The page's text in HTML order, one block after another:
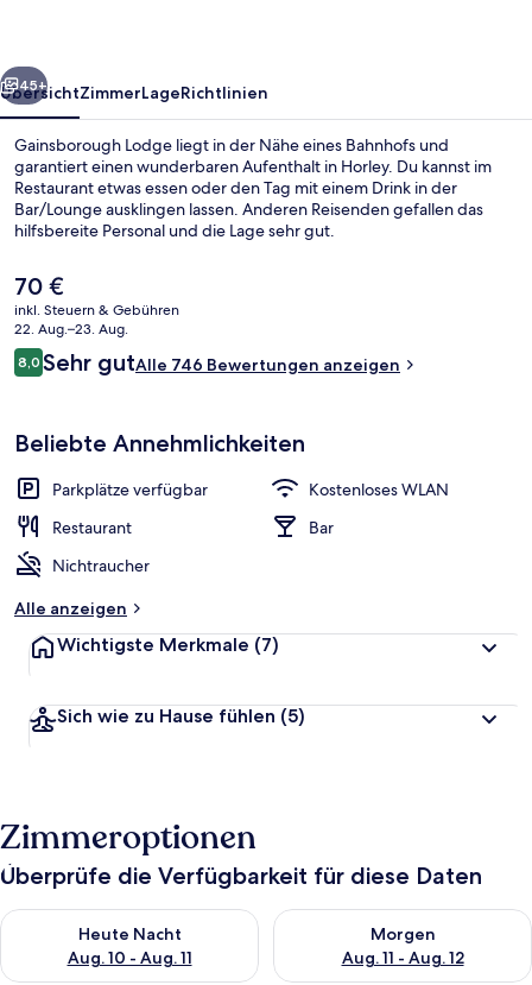
Weiter
45+
ÜbersichtZimmerLageRichtlinien
Gainsborough Lodge liegt in der Nähe eines Bahnhofs und
garantiert einen wunderbaren Aufenthalt in Horley. Du kannst im
Restaurant etwas essen oder den Tag mit einem Drink in der
Bar/Lounge ausklingen lassen. Anderen Reisenden gefallen das
hilfsbereite Personal und die Lage sehr gut.
Der
aktuelle
Preis
beträgt
70 €.
70 €
inkl. Steuern & Gebühren
22. Aug.–23. Aug.
Bewertungen
8,08,0 von 10.
Sehr gutAlle 746 Bewertungen anzeigen
Beliebte Annehmlichkeiten
Parkplätze verfügbar
Kostenloses WLAN
Restaurant
Bar
Nichtraucher
Alle anzeigen
Wichtigste Merkmale (7)
Sich wie zu Hause fühlen (5)
Zimmeroptionen
Überprüfe die Verfügbarkeit für diese Daten
Heute Nacht
Aug. 10 - Aug. 11
Überprüfe die Verfügbarkeit für heute Nacht, Aug. 10 - Aug.
Morgen
Aug. 11 - Aug. 12
Überprüfe die Verfügbarkeit